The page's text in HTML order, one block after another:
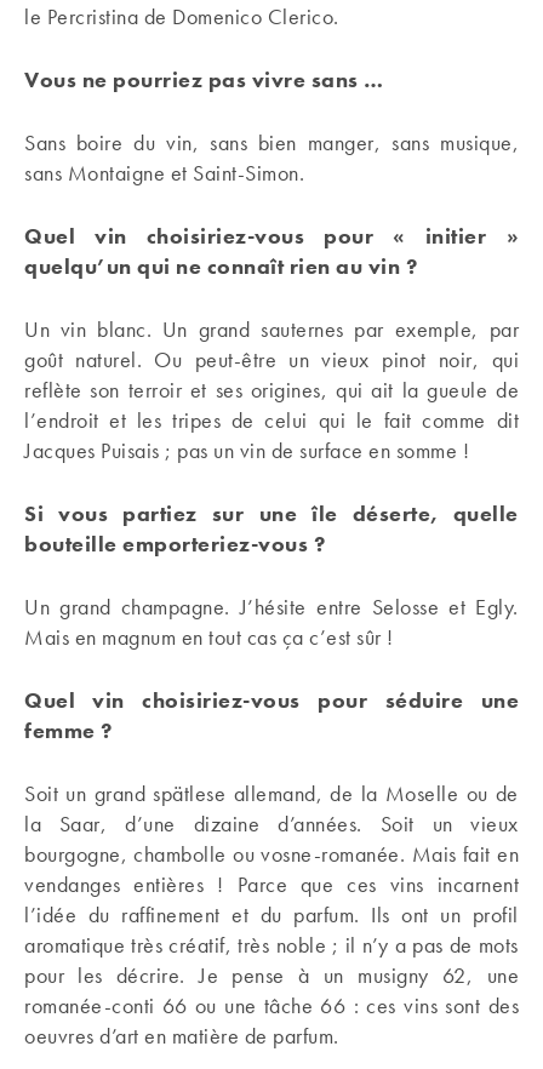
le Percristina de Domenico Clerico.
Vous ne pourriez pas vivre sans …
Sans boire du vin, sans bien manger, sans musique,
sans Montaigne et Saint-Simon.
Quel vin choisiriez-vous pour « initier »
quelqu’un qui ne connaît rien au vin ?
Un vin blanc. Un grand sauternes par exemple, par
goût naturel. Ou peut-être un vieux pinot noir, qui
reflète son terroir et ses origines, qui ait la gueule de
l’endroit et les tripes de celui qui le fait comme dit
Jacques Puisais ; pas un vin de surface en somme !
Si vous partiez sur une île déserte, quelle
bouteille emporteriez-vous ?
Un grand champagne. J’hésite entre Selosse et Egly.
Mais en magnum en tout cas ça c’est sûr !
Quel vin choisiriez-vous pour séduire une
femme ?
Soit un grand spätlese allemand, de la Moselle ou de
la Saar, d’une dizaine d’années. Soit un vieux
bourgogne, chambolle ou vosne-romanée. Mais fait en
vendanges entières ! Parce que ces vins incarnent
l’idée du raffinement et du parfum. Ils ont un profil
aromatique très créatif, très noble ; il n’y a pas de mots
pour les décrire. Je pense à un musigny 62, une
romanée-conti 66 ou une tâche 66 : ces vins sont des
oeuvres d’art en matière de parfum.